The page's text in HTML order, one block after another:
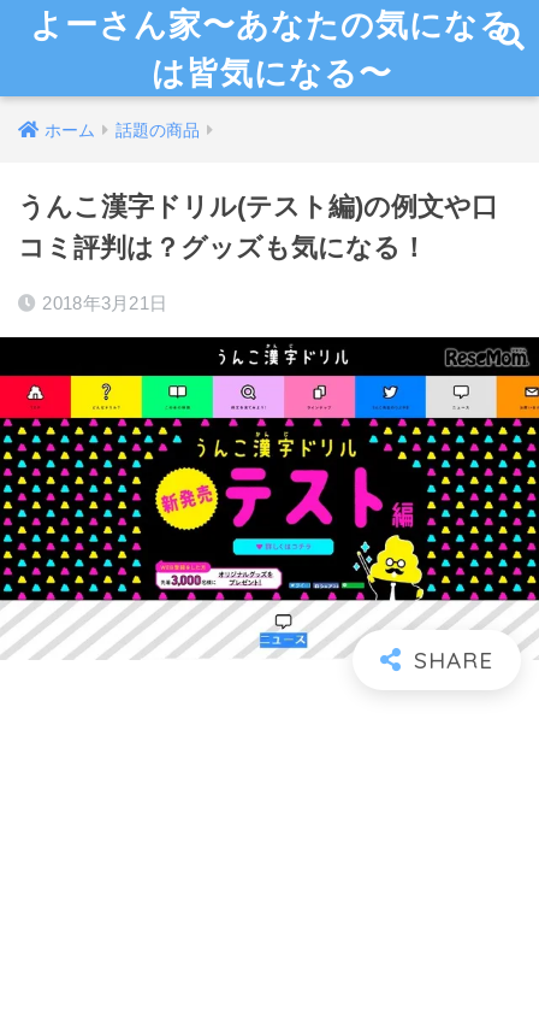
よーさん家〜あなたの気になる
は皆気になる〜
ホーム 話題の商品
うんこ漢字ドリル(テスト編)の例文や口
コミ評判は？グッズも気になる！
2018年3月21日